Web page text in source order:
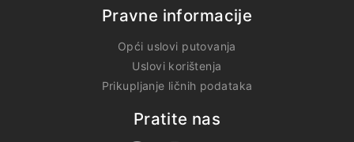
Pravne informacije
Opći uslovi putovanja
Uslovi korištenja
Prikupljanje ličnih podataka
Pratite nas